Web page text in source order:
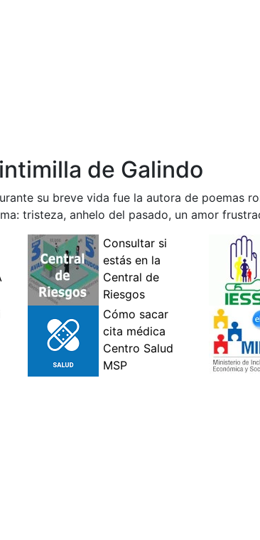
de Galindo
su breve vida fue la autora de poemas
tristeza, anhelo del pasado, un amor